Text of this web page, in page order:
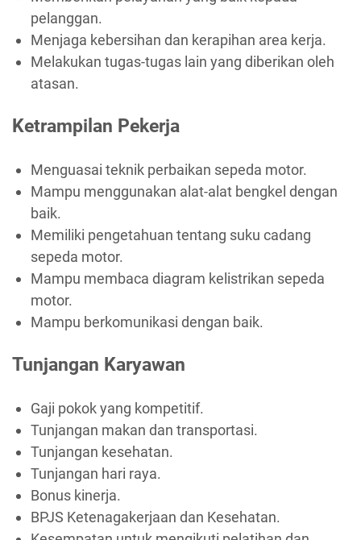
pelanggan.
Menjaga kebersihan dan kerapihan area kerja.
Melakukan tugas-tugas lain yang diberikan oleh
atasan.
Ketrampilan Pekerja
Menguasai teknik perbaikan sepeda motor.
Mampu menggunakan alat-alat bengkel dengan
baik.
Memiliki pengetahuan tentang suku cadang
sepeda motor.
Mampu membaca diagram kelistrikan sepeda
motor.
Mampu berkomunikasi dengan baik.
Tunjangan Karyawan
Gaji pokok yang kompetitif.
Tunjangan makan dan transportasi.
Tunjangan kesehatan.
Tunjangan hari raya.
Bonus kinerja.
BPJS Ketenagakerjaan dan Kesehatan.